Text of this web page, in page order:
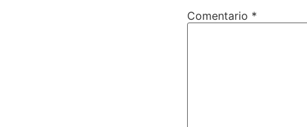
Comentario *